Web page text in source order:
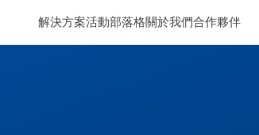
解決方案活動部落格關於我們合作夥伴